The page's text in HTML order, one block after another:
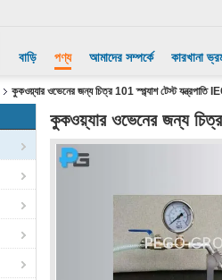
বাড়ি পণ্য আমাদের সম্পর্কে কারখানা
কুকওয়্যার ওভেনের জন্য চিত্র 101 স্প্ল্যাশ টেস্ট
কুকওয়্যার ওভেনের জন্য